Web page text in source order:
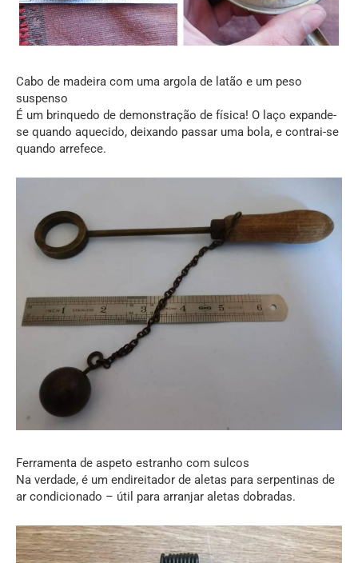
Cabo de madeira com uma argola de latão e um peso
suspenso
É um brinquedo de demonstração de física! O laço expande-
se quando aquecido, deixando passar uma bola, e contrai-se
quando arrefece.
Ferramenta de aspeto estranho com sulcos
Na verdade, é um endireitador de aletas para serpentinas de
ar condicionado – útil para arranjar aletas dobradas.